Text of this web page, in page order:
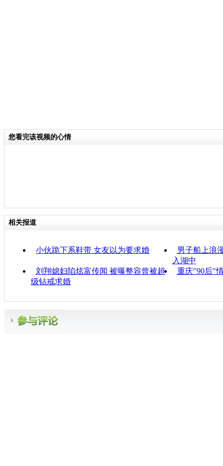
您看完该视频的心情
相关报道
小伙跪下系鞋带 女友以为要求婚
男子船上浪
入湖中
刘翔媳妇陷炫富传闻 被曝整容曾被超
级钻戒求婚
重庆"90后"